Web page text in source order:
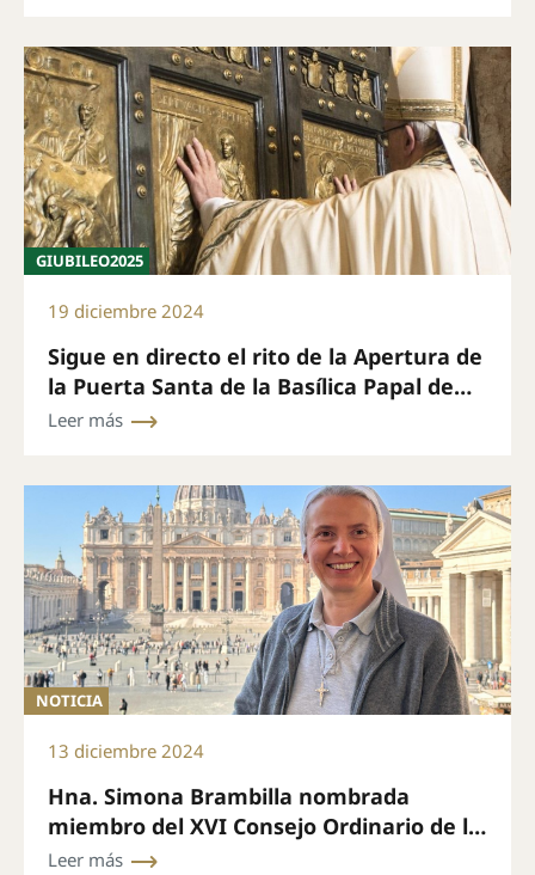
GIUBILEO2025
19 diciembre 2024
Sigue en directo el rito de la Apertura de
la Puerta Santa de la Basílica Papal de
San Pedro el 24 de diciembre a las 19.00
Leer más
NOTICIA
13 diciembre 2024
Hna. Simona Brambilla nombrada
miembro del XVI Consejo Ordinario de la
Secretaría General del Sínodo
Leer más